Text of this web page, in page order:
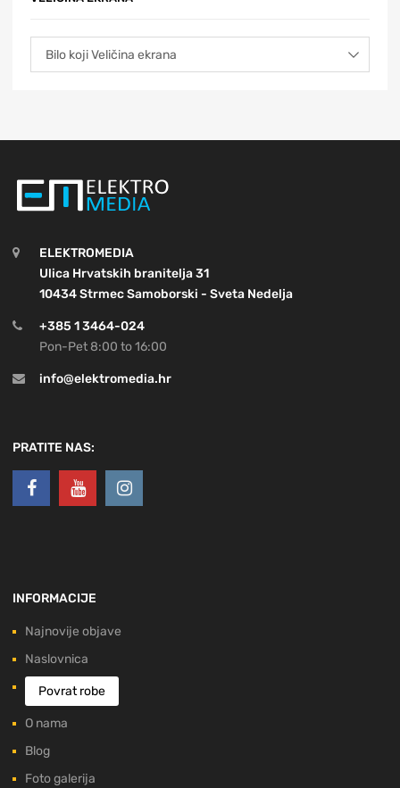
ELEKTROMEDIA
Ulica Hrvatskih branitelja 31
10434 Strmec Samoborski - Sveta Nedelja
+385 1 3464-024
Pon-Pet 8:00 to 16:00
info@elektromedia.hr
PRATITE NAS:
INFORMACIJE
Najnovije objave
Naslovnica
Povrat robe
O nama
Blog
Foto galerija